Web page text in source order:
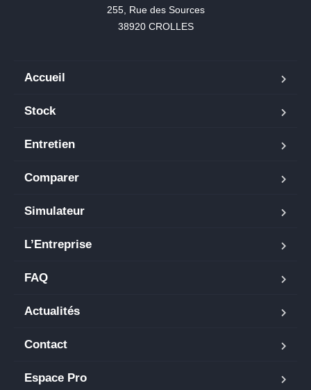
255, Rue des Sources
38920 CROLLES
Accueil
Stock
Entretien
Comparer
Simulateur
L’Entreprise
FAQ
Actualités
Contact
Espace Pro